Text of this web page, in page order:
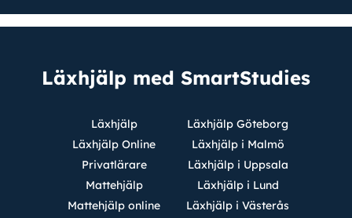
Läxhjälp med SmartStudies
Läxhjälp
Läxhjälp Online
Privatlärare
Mattehjälp
Mattehjälp online
Läxhjälp Göteborg
Läxhjälp i Malmö
Läxhjälp i Uppsala
Läxhjälp i Lund
Läxhjälp i Västerås